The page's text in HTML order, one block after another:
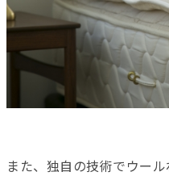
また、独自の技術でウー